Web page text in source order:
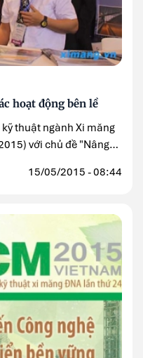
hoạt động bên lề
thuật ngành Xi măng
với chủ đề "Nâng
15/05/2015 - 08:44